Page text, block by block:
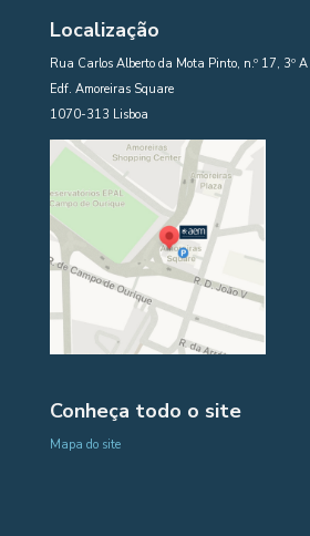
Localização
Rua Carlos Alberto da Mota Pinto, n.º 17, 3º A
Edf. Amoreiras Square
1070-313 Lisboa
Conheça todo o site
Mapa do site